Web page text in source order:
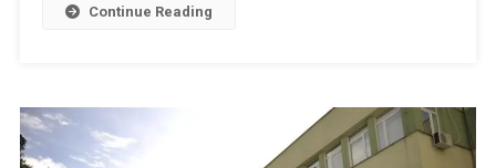
Continue Reading